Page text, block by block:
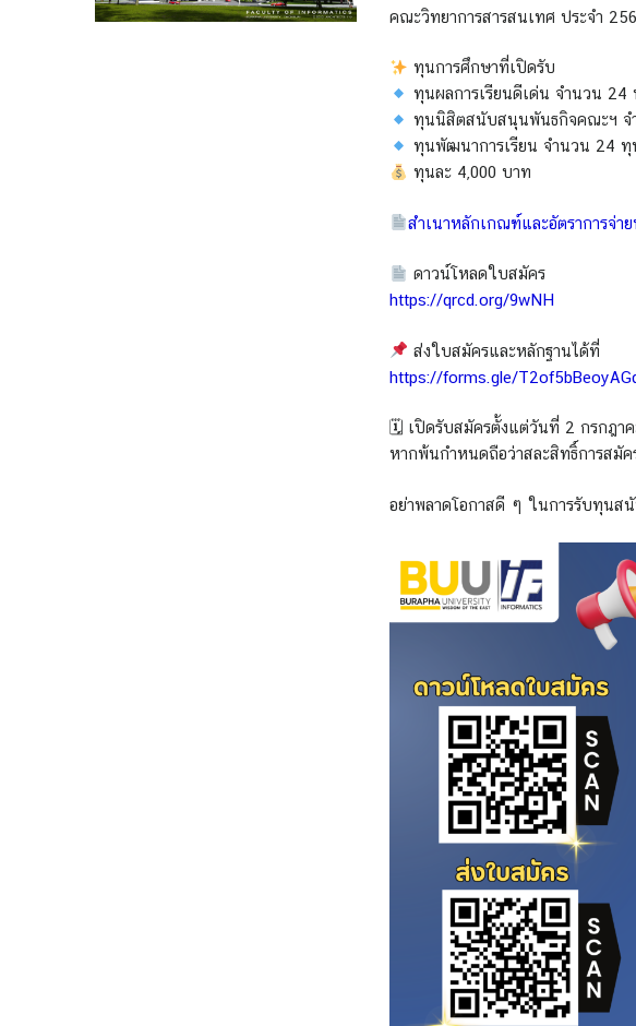
คณะวิทยาการสารสนเทศ ประจำ
ทุนการศึกษาที่เปิดรับ
ทุนผลการเรียนดีเด่น จำนวน 24
ทุนนิสิตสนับสนุนพันธกิจคณะฯ จ
ทุนพัฒนาการเรียน จำนวน 24 ทุ
ทุนละ 4,000 บาท
สำเนาหลักเกณฑ์และอัตราการจ่า
ดาวน์โหลดใบสมัคร
https://qrcd.org/9wNH
ส่งใบสมัครและหลักฐานได้ที่
https://forms.gle/
🗓 เปิดรับสมัครตั้งแต่วันที่ 2 กรกฎา
หากพ้นกำหนดถือว่าสละสิทธิ์การสมั
อย่าพลาดโอกาสดี ๆ ในการรับทุนส